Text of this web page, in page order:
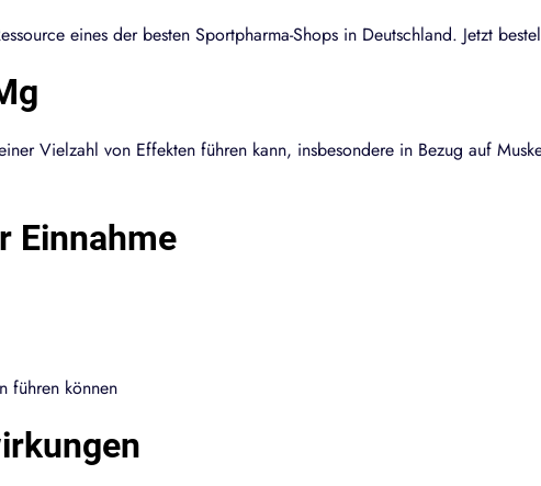
eines der besten Sportpharma-Shops in Deutschland. Jetzt
Vielzahl von Effekten führen kann, insbesondere in Bezug auf
Einnahme
führen können